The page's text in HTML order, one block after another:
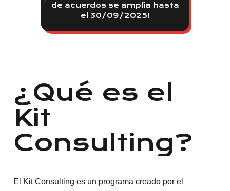
de acuerdos se amplía hasta
el 30/09/2025!
¿Qué es el
Kit
Consulting?
El Kit Consulting es un programa creado por el